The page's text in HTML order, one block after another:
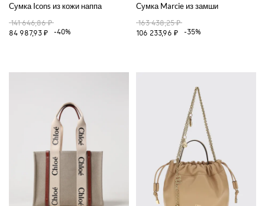
Сумка Icons из кожи наппа
141 646,86 ₽
84 987,93 ₽
-40%
Сумка Marcie из замши
163 438,25 ₽
106 233,96 ₽
-35%